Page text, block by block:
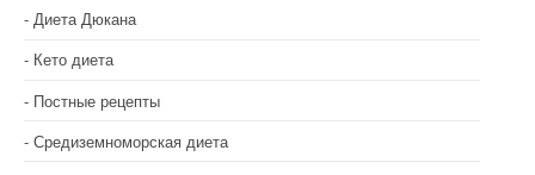
Диета Дюкана
Кето диета
Постные рецепты
Средиземноморская диета